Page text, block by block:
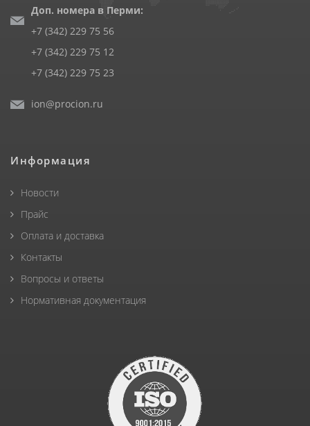
Доп. номера в Перми:
+7 (342) 229 75 56
+7 (342) 229 75 12
+7 (342) 229 75 23
ion@procion.ru
Информация
Новости
Прайс
Оплата и доставка
Контакты
Вопросы и ответы
Нормативная документация